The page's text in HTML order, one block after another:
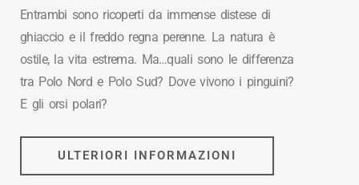
Entrambi sono ricoperti da immense distese di
ghiaccio e il freddo regna perenne. La natura è
ostile, la vita estrema. Ma…quali sono le differenza
tra Polo Nord e Polo Sud? Dove vivono i pinguini?
E gli orsi polari?
ULTERIORI INFORMAZIONI